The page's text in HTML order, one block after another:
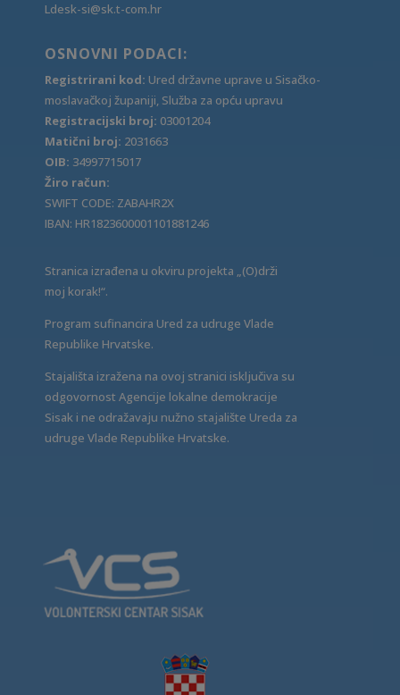
Ldesk-si@sk.t-com.hr
OSNOVNI PODACI:
Registrirani kod: Ured državne uprave u Sisačko-
moslavačkoj županiji, Služba za opću upravu
Registracijski broj: 03001204
Matični broj: 2031663
OIB: 34997715017
Žiro račun:
SWIFT CODE: ZABAHR2X
IBAN: HR1823600001101881246
Stranica izrađena u okviru projekta „(O)drži
moj korak!“.
Program sufinancira Ured za udruge Vlade
Republike Hrvatske.
Stajališta izražena na ovoj stranici isključiva su
odgovornost Agencije lokalne demokracije
Sisak i ne odražavaju nužno stajalište Ureda za
udruge Vlade Republike Hrvatske.